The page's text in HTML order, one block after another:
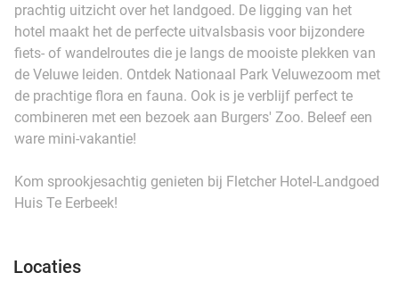
prachtig uitzicht over het landgoed. De ligging van het
hotel maakt het de perfecte uitvalsbasis voor bijzondere
fiets- of wandelroutes die je langs de mooiste plekken van
de Veluwe leiden. Ontdek Nationaal Park Veluwezoom met
de prachtige flora en fauna. Ook is je verblijf perfect te
combineren met een bezoek aan Burgers' Zoo. Beleef een
ware mini-vakantie!
Kom sprookjesachtig genieten bij Fletcher Hotel-Landgoed
Huis Te Eerbeek!
Locaties